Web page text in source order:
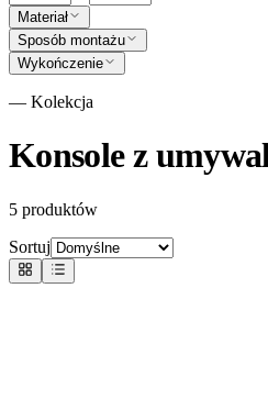
Materiał
Sposób montażu
Wykończenie
— Kolekcja
Konsole z
5 produktów
Sortuj